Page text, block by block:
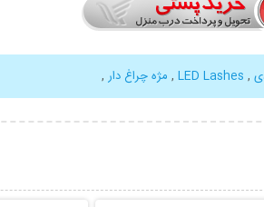
,
LED Lashes
, مژه چراغ دار ,